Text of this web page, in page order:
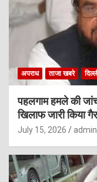
अपराध ताजा खबरे
पहलगाम हमले की
खिलाफ जारी किया
July 15, 2026 admin